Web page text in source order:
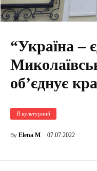
“Україна –
об’єднує
Я культурний
By Elena M 07.07.2022